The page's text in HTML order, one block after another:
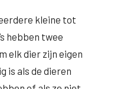
kleine tot
hebben twee
elk dier zijn eigen
is als de dieren